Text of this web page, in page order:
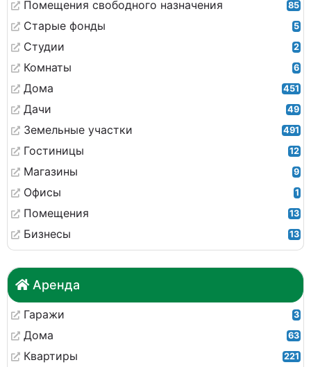
Помещения свободного назначения 85
Старые фонды 5
Студии 2
Комнаты 6
Дома 451
Дачи 49
Земельные участки 491
Гостиницы 12
Магазины 9
Офисы 1
Помещения 13
Бизнесы 13
Аренда
Гаражи 3
Дома 63
Квартиры 221